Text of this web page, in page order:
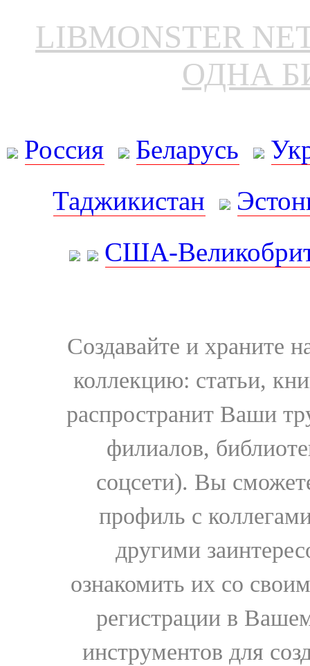
LIBMONSTER
ОДНА
Россия Беларусь
Таджикистан
США-
Создавайте и храните
коллекцию: статьи,
распространит Ваши
филиалов,
соцсети). Вы
профиль с
другими
ознакомить их со
регистрации в
инструментов для